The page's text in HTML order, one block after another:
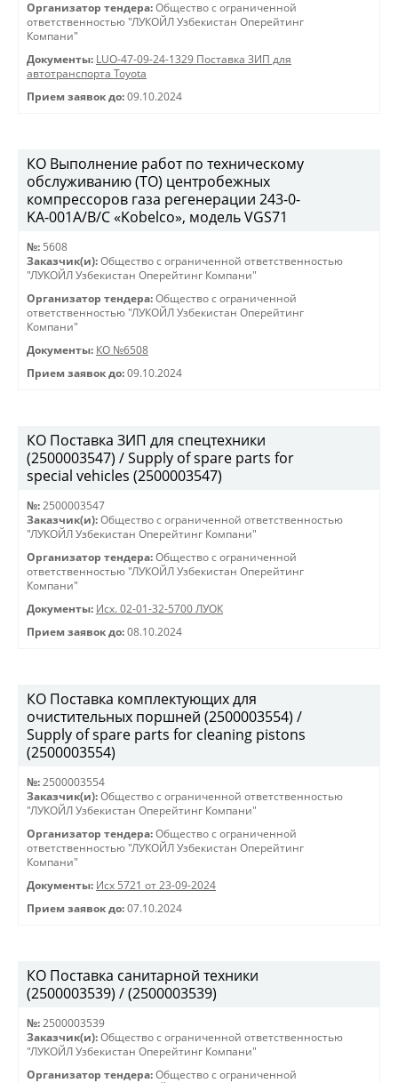
Организатор тендера: Общество с ограниченной
ответственностью "ЛУКОЙЛ Узбекистан Оперейтинг
Компани"
Документы: LUO-47-09-24-1329 Поставка ЗИП для
автотранспорта Toyota
Прием заявок до: 09.10.2024
КО Выполнение работ по техническому
обслуживанию (ТО) центробежных
компрессоров газа регенерации 243-0-
KА-001А/В/С «Kobelco», модель VGS71
№: 5608
Заказчик(и): Общество с ограниченной ответственностью
"ЛУКОЙЛ Узбекистан Оперейтинг Компани"
Организатор тендера: Общество с ограниченной
ответственностью "ЛУКОЙЛ Узбекистан Оперейтинг
Компани"
Документы: КО №6508
Прием заявок до: 09.10.2024
КО Поставка ЗИП для спецтехники
(2500003547) / Supply of spare parts for
special vehicles (2500003547)
№: 2500003547
Заказчик(и): Общество с ограниченной ответственностью
"ЛУКОЙЛ Узбекистан Оперейтинг Компани"
Организатор тендера: Общество с ограниченной
ответственностью "ЛУКОЙЛ Узбекистан Оперейтинг
Компани"
Документы: Исх. 02-01-32-5700 ЛУОК
Прием заявок до: 08.10.2024
КО Поставка комплектующих для
очистительных поршней (2500003554) /
Supply of spare parts for cleaning pistons
(2500003554)
№: 2500003554
Заказчик(и): Общество с ограниченной ответственностью
"ЛУКОЙЛ Узбекистан Оперейтинг Компани"
Организатор тендера: Общество с ограниченной
ответственностью "ЛУКОЙЛ Узбекистан Оперейтинг
Компани"
Документы: Исх 5721 от 23-09-2024
Прием заявок до: 07.10.2024
КО Поставка санитарной техники
(2500003539) / (2500003539)
№: 2500003539
Заказчик(и): Общество с ограниченной ответственностью
"ЛУКОЙЛ Узбекистан Оперейтинг Компани"
Организатор тендера: Общество с ограниченной